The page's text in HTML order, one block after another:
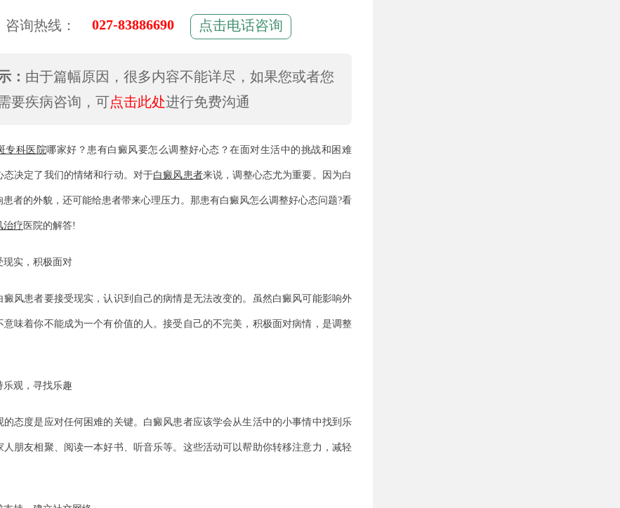
咨询热线： 027-83886690 点击电话咨询
： 由于篇幅原因，很多内容不能详尽，如果您或者您
要疾病咨询，可点击此处进行免费沟通
专科医院哪家好？患有白癜风要怎么调整好心态？在面对生活中的挑战和困难
态决定了我们的情绪和行动。对于白癜风患者来说，调整心态尤为重要。因为白
患者的外貌，还可能给患者带来心理压力。那患有白癜风怎么调整好心态问题?看
治疗 医院的解答!
实，积极面对
患者要接受现实，认识到自己的病情是无法改变的。虽然白癜风可能影响外
意味着你不能成为一个有价值的人。接受自己的不完美，积极面对病情，是调整
观，寻找乐趣
度是应对任何困难的关键。白癜风患者应该学会从生活中的小事情中找到乐
人朋友相聚、阅读一本好书、听音乐等。这些活动可以帮助你转移注意力，减轻